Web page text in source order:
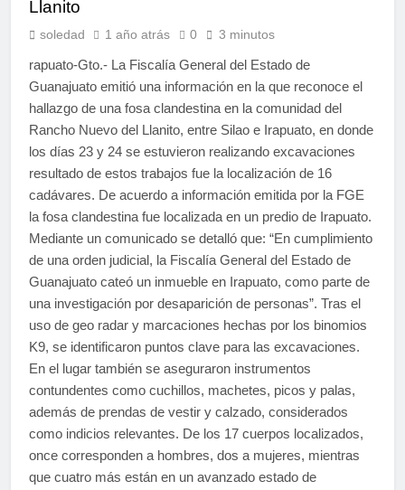
Llanito
soledad 1 año atrás 0 3 minutos
rapuato-Gto.- La Fiscalía General del Estado de
Guanajuato emitió una información en la que reconoce el
hallazgo de una fosa clandestina en la comunidad del
Rancho Nuevo del Llanito, entre Silao e Irapuato, en donde
los días 23 y 24 se estuvieron realizando excavaciones
resultado de estos trabajos fue la localización de 16
cadávares. De acuerdo a información emitida por la FGE
la fosa clandestina fue localizada en un predio de Irapuato.
Mediante un comunicado se detalló que: “En cumplimiento
de una orden judicial, la Fiscalía General del Estado de
Guanajuato cateó un inmueble en Irapuato, como parte de
una investigación por desaparición de personas”. Tras el
uso de geo radar y marcaciones hechas por los binomios
K9, se identificaron puntos clave para las excavaciones.
En el lugar también se aseguraron instrumentos
contundentes como cuchillos, machetes, picos y palas,
además de prendas de vestir y calzado, considerados
como indicios relevantes. De los 17 cuerpos localizados,
once corresponden a hombres, dos a mujeres, mientras
que cuatro más están en un avanzado estado de